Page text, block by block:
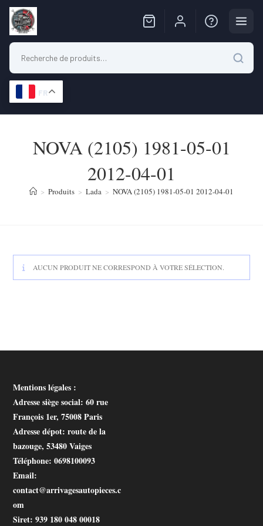
FR
NOVA (2105) 1981-05-01
2012-04-01
> Produits > Lada > NOVA (2105) 1981-05-01 2012-04-01
AUCUN PRODUIT NE CORRESPOND À VOTRE SÉLECTION.
Mentions légales :
Adresse siège social: 60 rue
François 1er, 75008 Paris
Adresse dépot: route de la
bazouge, 53480 Vaiges
Téléphone: 0698100093
Email:
contact@arrivagesautopieces.c
om
Siret: 939 180 048 00018